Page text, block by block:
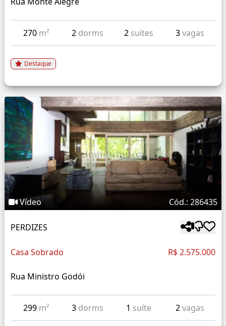
270 m² 2 dorms 2 suítes 3vagas
Destaque
Vídeo Cód.: 286435
PERDIZES
Casa Sobrado R$ 2.575.000
Rua Ministro Godói
299 m² 3 dorms 1 suíte 2vagas